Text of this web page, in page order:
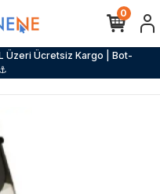
Üzeri Ücretsiz Kargo | Bot-
0